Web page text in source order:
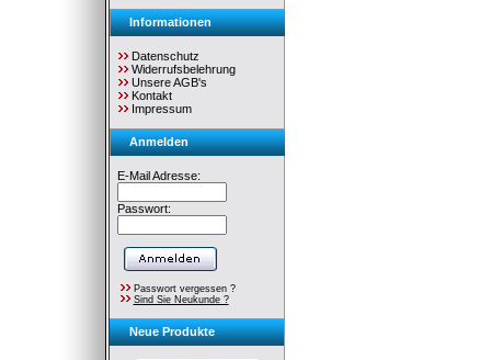
Informationen
Datenschutz
Widerrufsbelehrung
Unsere AGB's
Kontakt
Impressum
Anmelden
E-Mail Adresse:
Passwort:
Passwort vergessen ?
Sind Sie Neukunde ?
Neue Produkte